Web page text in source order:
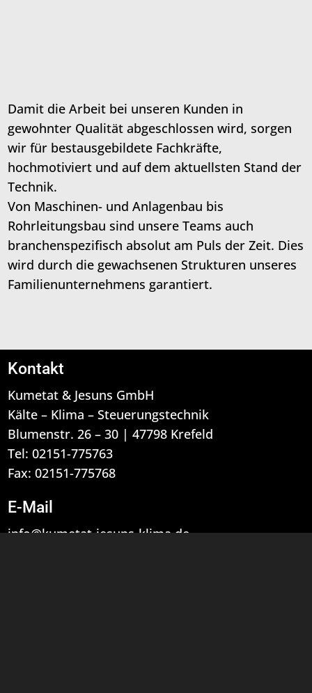
Damit die Arbeit bei unseren Kunden in
gewohnter Qualität abgeschlossen wird, sorgen
wir für bestausgebildete Fachkräfte,
hochmotiviert und auf dem aktuellsten Stand der
Technik.
Von Maschinen- und Anlagenbau bis
Rohrleitungsbau sind unsere Teams auch
branchenspezifisch absolut am Puls der Zeit. Dies
wird durch die gewachsenen Strukturen unseres
Familienunternehmens garantiert.
Kontakt
Kumetat & Jesuns GmbH
Kälte – Klima – Steuerungstechnik
Blumenstr. 26 – 30 | 47798 Krefeld
Tel:02151-775763
Fax: 02151-775768
E-Mail
info@kumetat-jesuns-klima.de